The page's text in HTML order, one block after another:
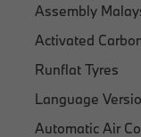
Assembly
Activated
Runflat Tyres
Language
Automatic Air